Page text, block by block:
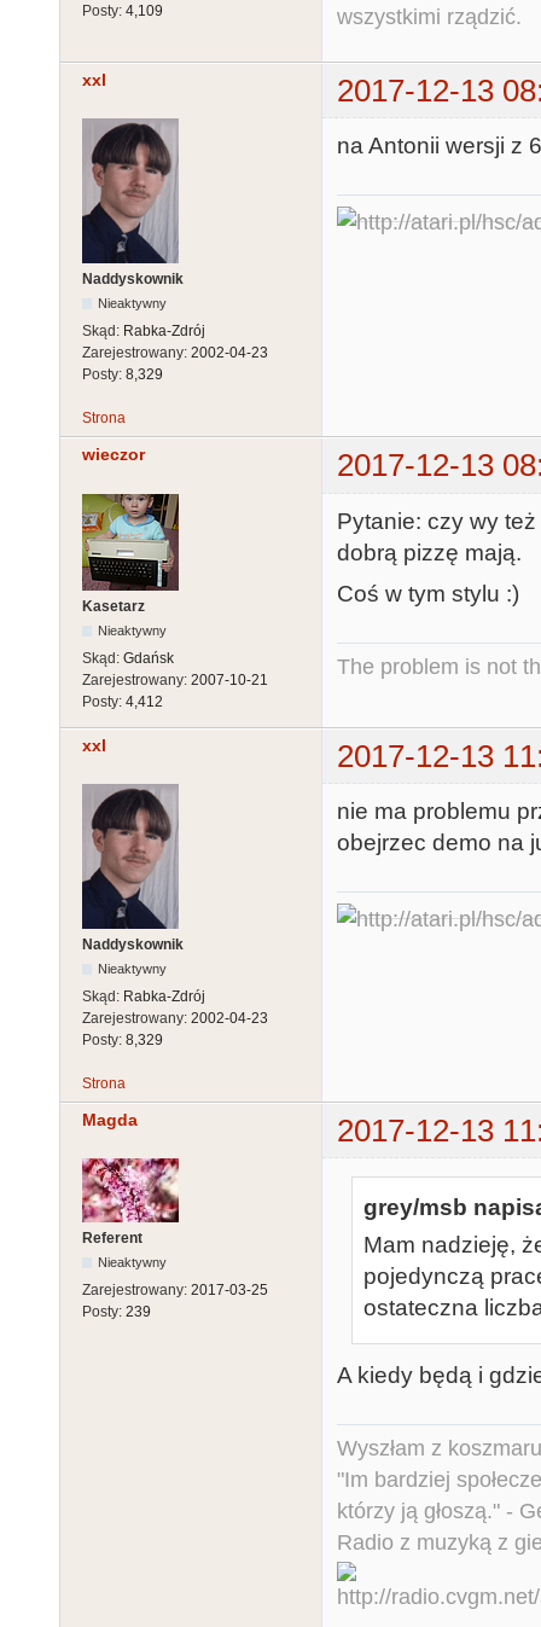
Posty: 4,109
wszystkimi rządzić.
xxl 2017-12-13
Naddyskownik
Nieaktywny
Skąd: Rabka-Zdrój
Zarejestrowany: 2002-04-23
Posty: 8,329
na Antonii wersji z
Strona
wieczor 2017-12-13
Kasetarz
Nieaktywny
Skąd: Gdańsk
Zarejestrowany: 2007-10-21
Posty: 4,412
Pytanie: czy wy
dobrą pizzę mają.
Coś w tym stylu :)
The problem is not
xxl 2017-12-13
Naddyskownik
Nieaktywny
Skąd: Rabka-Zdrój
Zarejestrowany: 2002-04-23
Posty: 8,329
nie ma problemu
obejrzec demo na
Strona
Magda 2017-12-13
Referent
Nieaktywny
Zarejestrowany: 2017-03-25
Posty: 239
grey/msb
Mam nadzieję,
pojedynczą
ostateczna
A kiedy będą i
Wyszłam z
"Im bardziej
którzy ją głoszą." -
Radio z muzyką z